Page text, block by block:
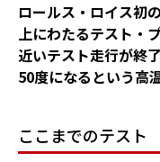
ロールス・ロイス初
上にわたるテスト・
近いテスト走行が終
50度になるという高
ここまでのテスト